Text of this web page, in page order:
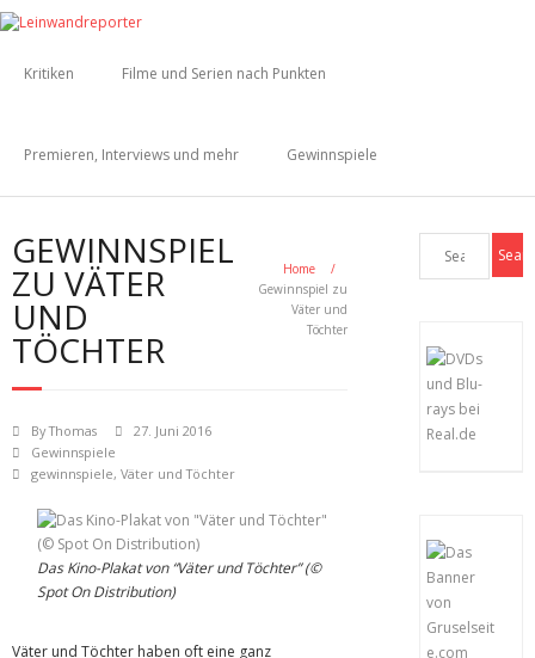
Kritiken Filme und Serien nach Punkten
Premieren, Interviews und mehr Gewinnspiele
GEWINNSPIEL
ZU VÄTER
UND
TÖCHTER
Home
/
Gewinnspiel zu
Väter und
Töchter
ByThomas
27. Juni 2016
Gewinnspiele
gewinnspiele, Väter und Töchter
Das Kino-Plakat von “Väter und Töchter” (©
Spot On Distribution)
Väter und Töchter haben oft eine ganz